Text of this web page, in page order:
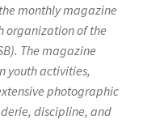
monthly magazine
organization of the
The magazine
youth activities,
photographic
discipline, and